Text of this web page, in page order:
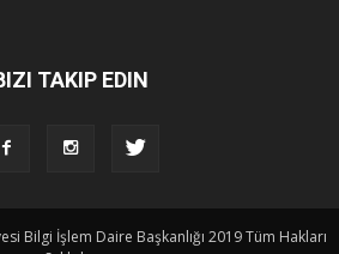
TAKIP EDIN
Bilgi İşlem Daire Başkanlığı 2019 Tüm Hakları